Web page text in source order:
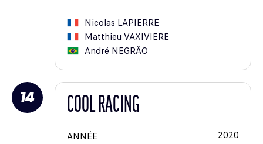
Nicolas LAPIERRE
Matthieu VAXIVIERE
André NEGRÃO
14 COOL RACING
ANNÉE
2020